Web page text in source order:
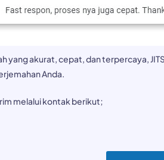
yang akurat, cepat, dan terpercaya,
Anda.
melalui kontak berikut;